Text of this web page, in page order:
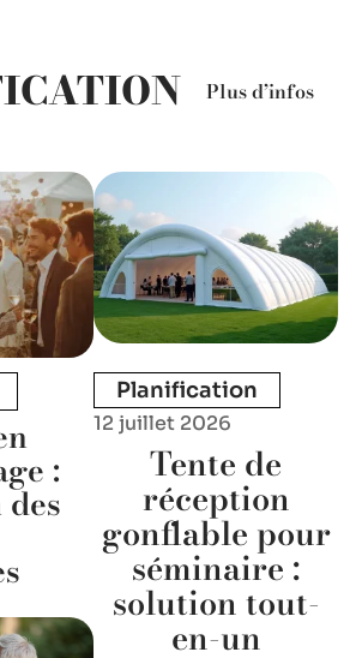
Plus d’infos
:
Planification
12 juillet 2026
Tente de
réception
gonflable pour
séminaire :
solution tout-
en-un